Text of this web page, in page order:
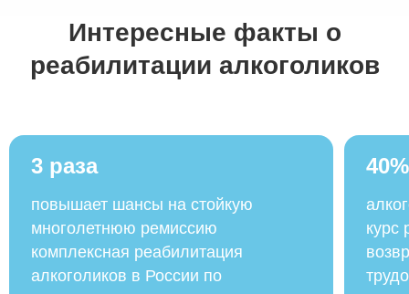
Интересные факты о
реабилитации алкоголиков
3 раза
повышает шансы на стойкую
многолетнюю ремиссию
комплексная реабилитация
алкоголиков в России по
40%
курс